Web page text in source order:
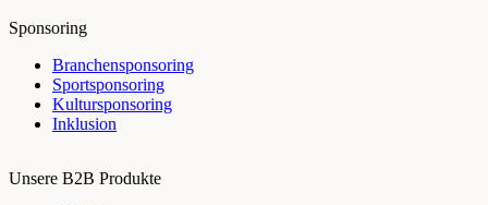
Sponsoring
Branchensponsoring
Sportsponsoring
Kultursponsoring
Inklusion
Unsere B2B Produkte